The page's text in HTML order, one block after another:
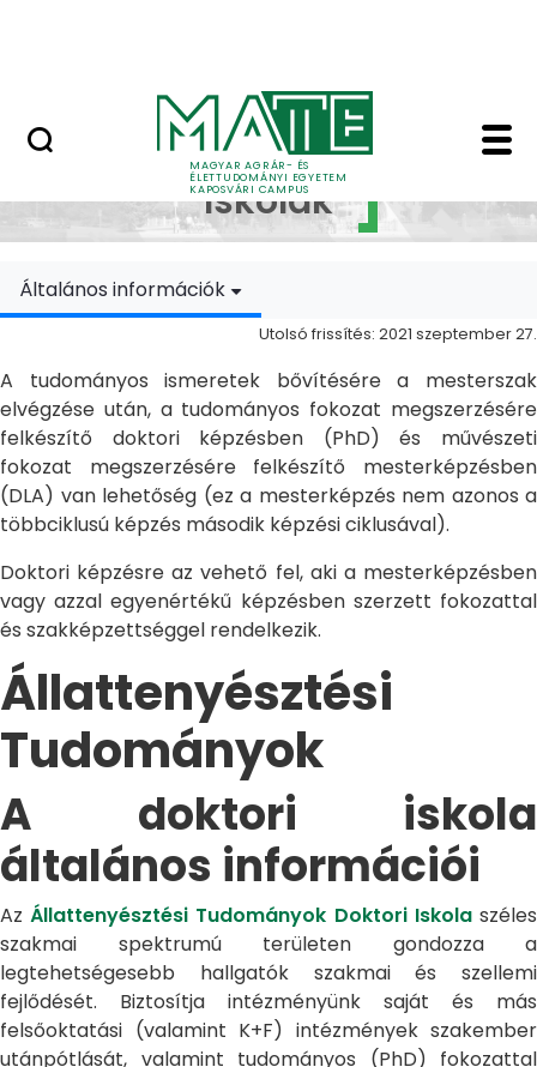
MAGYAR AGRÁR- ÉS
ÉLETTUDOMÁNYI EGYETEM
KAPOSVÁRI CAMPUS
Doktori Iskolák -
Doktori
Iskolák
Általános információk
Utolsó frissítés: 2021 szeptember 27.
A tudományos ismeretek bővítésére a mesterszak
elvégzése után, a tudományos fokozat megszerzésére
felkészítő doktori képzésben (PhD) és művészeti
fokozat megszerzésére felkészítő mesterképzésben
(DLA) van lehetőség (ez a mesterképzés nem azonos a
többciklusú képzés második képzési ciklusával).
Doktori képzésre az vehető fel, aki a mesterképzésben
vagy azzal egyenértékű képzésben szerzett fokozattal
és szakképzettséggel rendelkezik.
Állattenyésztési
Tudományok
A doktori iskola
általános információi
AzÁllattenyésztési Tudományok Doktori Iskolaszéles
szakmai spektrumú területen gondozza a
legtehetségesebb hallgatók szakmai és szellemi
fejlődését. Biztosítja intézményünk saját és más
felsőoktatási (valamint K+F) intézmények szakember
utánpótlását, valamint tudományos (PhD) fokozattal